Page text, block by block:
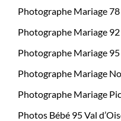
Photographe Mariage
Photographe Mariage
Photographe Mariage 95
Photographe Mariage
Photographe Mariage
Photos Bébé 95 Val